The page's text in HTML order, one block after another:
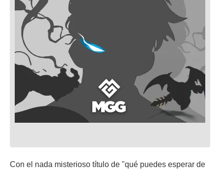
Con el nada misterioso título de "qué puedes esperar de